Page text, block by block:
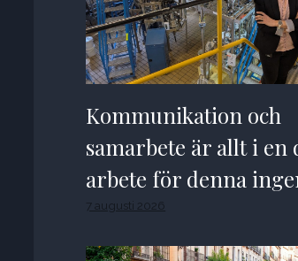
Kommunikation och
samarbete är allt i en
arbete för denna
7 augusti 2026